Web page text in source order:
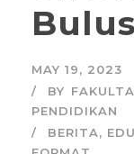
MAY 19, 2023
BY
PENDIDIKAN
BERITA,